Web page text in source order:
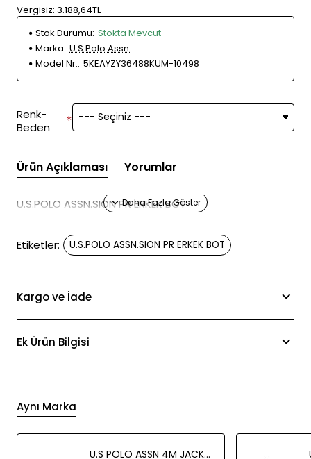
Vergisiz: 3.188,64TL
Stok Durumu: Stokta Mevcut
Marka: U.S Polo Assn.
Model Nr.: 5KEAYZY36488KUM-10498
Renk-
Beden
Ürün Açıklaması Yorumlar
U.S.POLO ASSN.SION PR ERKEK BOT
Etiketler: U.S.POLO ASSN.SION PR ERKEK BOT
Kargo ve İade
Ek Ürün Bilgisi
Aynı Marka
U.S POLO ASSN 4M JACKY FX ERKEK AYAKKABI